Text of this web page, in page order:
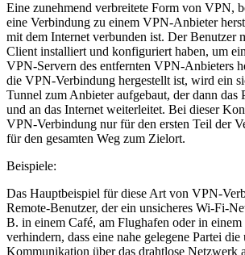
Eine zunehmend verbreitete Form von VPN,
eine Verbindung zu einem VPN-Anbieter
mit dem Internet verbunden ist. Der Benutzer
Client installiert und konfiguriert haben, um
VPN-Servern des entfernten VPN-Anbieters
die VPN-Verbindung hergestellt ist, wird ein
Tunnel zum Anbieter aufgebaut, der dann das
und an das Internet weiterleitet. Bei dieser
VPN-Verbindung nur für den ersten Teil der
für den gesamten Weg zum Zielort.
Beispiele:
Das Hauptbeispiel für diese Art von VPN-
Remote-Benutzer, der ein unsicheres Wi-Fi-
B. in einem Café, am Flughafen oder in
verhindern, dass eine nahe gelegene Partei die
Kommunikation über das drahtlose Netzwerk